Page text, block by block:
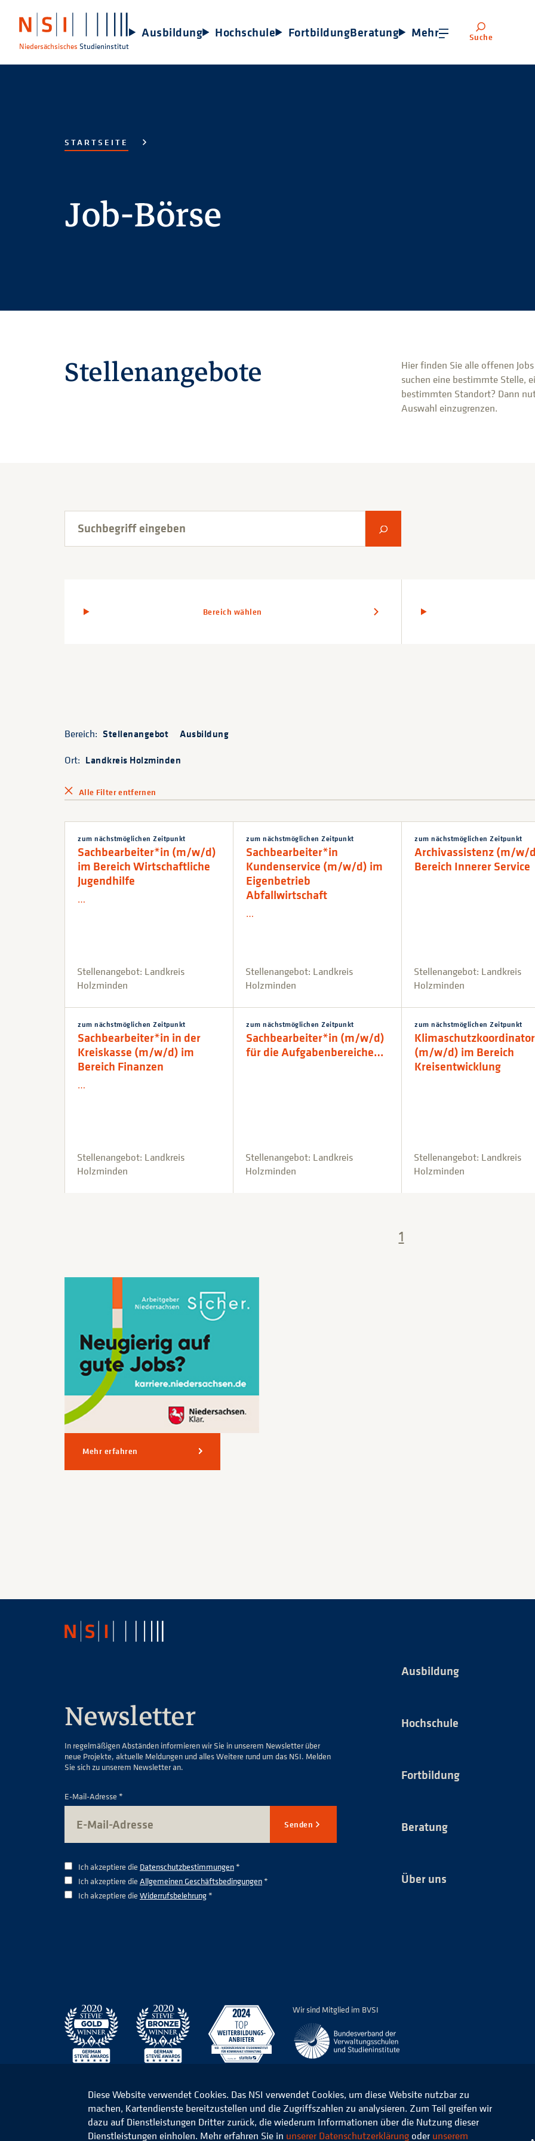
Niedersächsisches Studieninstitut
Ausbildung Hochschule FortbildungBeratung Mehr Suche
STARTSEITE
Job-Börse
Stellenangebote
Hier finden Sie alle offenen
suchen eine bestimmte Stelle,
bestimmten Standort? Dann
Auswahl einzugrenzen.
Bereich wählen
Bereich: Stellenangebot
Ausbildung
Ort: Landkreis Holzminden
Alle Filter entfernen
zum nächstmöglichen Zeitpunkt
Sachbearbeiter*in (m/w/d)
im Bereich Wirtschaftliche
Jugendhilfe
…
Stellenangebot: Landkreis
Holzminden
zum nächstmöglichen Zeitpunkt
Sachbearbeiter*in
Kundenservice (m/w/d) im
Eigenbetrieb
Abfallwirtschaft
…
Stellenangebot: Landkreis
Holzminden
zum nächstmöglichen Zeitpunkt
Archivassistenz (m/w/
Bereich Innerer Service
Stellenangebot: Landkreis
Holzminden
zum nächstmöglichen Zeitpunkt
Sachbearbeiter*in in der
Kreiskasse (m/w/d) im
Bereich Finanzen
…
Stellenangebot: Landkreis
Holzminden
zum nächstmöglichen Zeitpunkt
Sachbearbeiter*in (m/w/d)
für die Aufgabenbereiche…
Stellenangebot: Landkreis
Holzminden
zum nächstmöglichen Zeitpunkt
(m/w/d) im Bereich
Kreisentwicklung
Stellenangebot: Landkreis
Holzminden
1
Mehr erfahren
Newsletter
In regelmäßigen Abständen informieren wir Sie in unserem Newsletter über
neue Projekte, aktuelle Meldungen und alles Weitere rund um das NSI. Melden
Sie sich zu unserem Newsletter an.
E-Mail-Adresse *
Senden
Ich akzeptiere die Datenschutzbestimmungen*
Ich akzeptiere die Allgemeinen Geschäftsbedingungen*
Ich akzeptiere die Widerrufsbelehrung*
Ausbildung
Hochschule
Fortbildung
Beratung
Über uns
Wir sind Mitglied im BVSI
© 2026 Niedersächsisches Studieninstitut für kommunale Verwaltung e.V. Datenschutz
Diese Website verwendet Cookies. Das NSI verwendet Cookies, um diese Website nutzbar zu
machen, Kartendienste bereitzustellen und die Zugriffszahlen zu analysieren. Zum Teil greifen wir
dazu auf Dienstleistungen Dritter zurück, die wiederum Informationen über die Nutzung dieser
Dienstleistungen einholen. Mehr erfahren Sie in unserer Datenschutzerklärung oder unserem